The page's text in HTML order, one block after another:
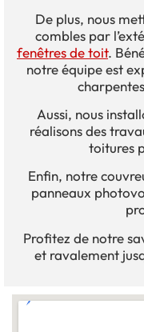
De plus, nous
combles par
fenêtres de toit.
notre équipe est
Aussi, nous
réalisons des
toitures
Enfin, notre
panneaux
Profitez de notre
et ravalement